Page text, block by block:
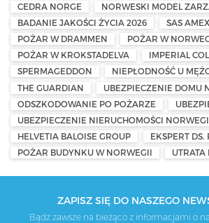
CEDRA NORGE
NORWESKI MODEL
BADANIE JAKOŚCI ŻYCIA 2026
SAS
POŻAR W DRAMMEN
POŻAR W
POŻAR W KROKSTADELVA
IMPERIAL
SPERMAGEDDON
NIEPŁODNOŚĆ U
THE GUARDIAN
UBEZPIECZENIE DOMU
ODSZKODOWANIE PO POŻARZE
UBEZPIECZENIE NIERUCHOMOŚCI
HELVETIA BALOISE GROUP
EKSPERT DS.
POŻAR BUDYNKU W NORWEGII
UTRATA
ZAPISZ SIĘ DO NASZEGO
Bądź zawsze na bieżąco z informacjami o